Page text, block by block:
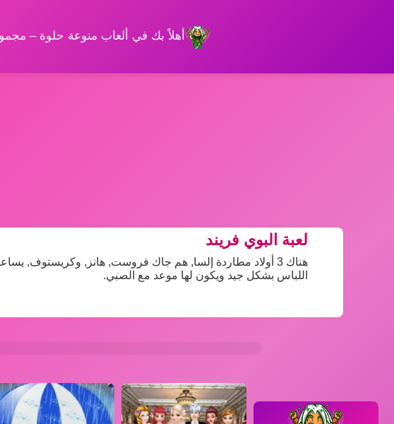
أهلاً بك في ألعاب منوعة حلوة –
لعبة البوي فريند
هناك 3 أولاد مطاردة إلسا, هم جاك فروست, هانز, وكريستوف,
اللباس بشكل جيد ويكون لها موعد مع الصبي.